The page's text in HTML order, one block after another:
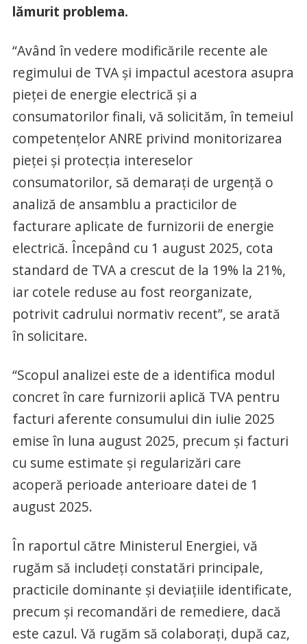
lămurit problema.
“Având în vedere modificările recente ale
regimului de TVA și impactul acestora asupra
pieței de energie electrică și a
consumatorilor finali, vă solicităm, în temeiul
competențelor ANRE privind monitorizarea
pieței și protecția intereselor
consumatorilor, să demarați de urgență o
analiză de ansamblu a practicilor de
facturare aplicate de furnizorii de energie
electrică. Începând cu 1 august 2025, cota
standard de TVA a crescut de la 19% la 21%,
iar cotele reduse au fost reorganizate,
potrivit cadrului normativ recent”, se arată
în solicitare.
“Scopul analizei este de a identifica modul
concret în care furnizorii aplică TVA pentru
facturi aferente consumului din iulie 2025
emise în luna august 2025, precum și facturi
cu sume estimate și regularizări care
acoperă perioade anterioare datei de 1
august 2025.
În raportul către Ministerul Energiei, vă
rugăm să includeți constatări principale,
practicile dominante și deviațiile identificate,
precum și recomandări de remediere, dacă
este cazul. Vă rugăm să colaborați, după caz,